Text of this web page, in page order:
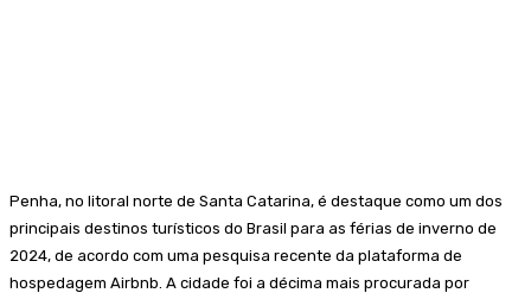
Penha, no litoral norte de Santa Catarina, é destaque como um dos
principais destinos turísticos do Brasil para as férias de inverno de
2024, de acordo com uma pesquisa recente da plataforma de
hospedagem Airbnb. A cidade foi a décima mais procurada por